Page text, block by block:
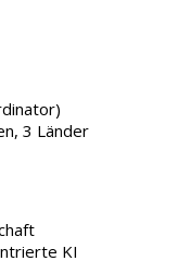
3 Länder
KI